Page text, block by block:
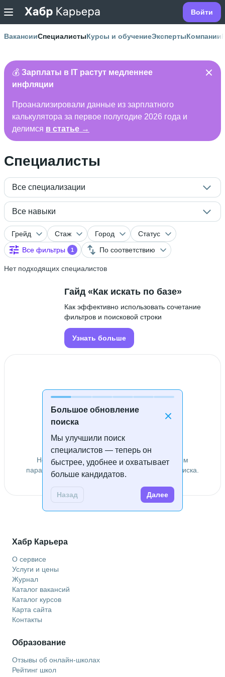
Войти
ВакансииСпециалистыКурсы и обучениеЭкспертыКомпании
💰 Зарплаты в IT растут медленнее
инфляции
Проанализировали данные из зарплатного
калькулятора за первое полугодие 2026 года и
делимся в статье →
Специалисты
Все специализации
Все навыки
Грейд Стаж Город
Статус
Все фильтры
1 По соответствию
Нет подходящих специалистов
Большое обновление
поиска
Мы улучшили поиск
специалистов — теперь он
быстрее, удобнее и охватывает
больше кандидатов.
Назад Далее
Гайд «Как искать по базе»
Как эффективно использовать сочетание
фильтров и поисковой строки
Узнать больше
Специалисты не найдены
Не удалось найти специалистов по заданным
параметрам. Попробуйте изменить условия поиска.
Хабр Карьера
О сервисе
Услуги и цены
Журнал
Каталог вакансий
Каталог курсов
Карта сайта
Контакты
Образование
Отзывы об онлайн-школах
Рейтинг школ